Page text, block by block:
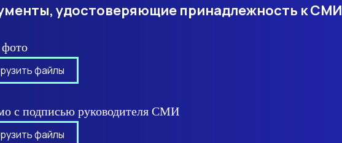
удостоверяющие принадлежность к СМИ
файлы
с подписью руководителя СМИ
файлы